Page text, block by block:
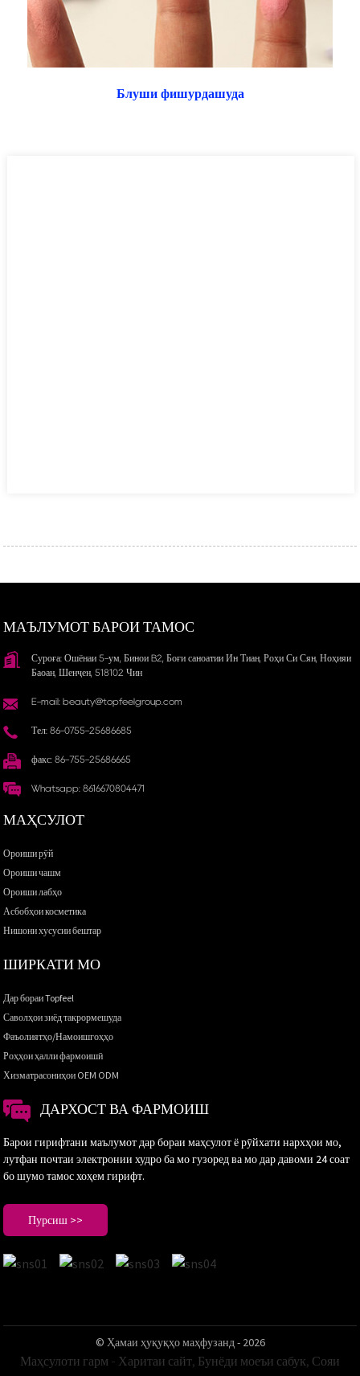
Блуши фишурдашуда
МАЪЛУМОТ БАРОИ ТАМОС
Суроға: Ошёнаи 5-ум, Бинои B2, Боғи саноатии Ин Тиан, Роҳи Си Сян, Ноҳияи
Баоан, Шенҷен, 518102 Чин
E-mail: beauty@topfeelgroup.com
Тел: 86-0755-25686685
факс: 86-755-25686665
Whatsapp: 8616670804471
МАҲСУЛОТ
Ороиши рӯй
Ороиши чашм
Ороиши лабҳо
Асбобҳои косметика
Нишони хусусии бештар
ШИРКАТИ МО
Дар бораи Topfeel
Саволҳои зиёд такрормешуда
Фаъолиятҳо/Намоишгоҳҳо
Роҳҳои ҳалли фармоишӣ
Хизматрасониҳои OEM ODM
ДАРХОСТ ВА ФАРМОИШ
Барои гирифтани маълумот дар бораи маҳсулот ё рӯйхати нархҳои мо,
лутфан почтаи электронии худро ба мо гузоред ва мо дар давоми 24 соат
бо шумо тамос хоҳем гирифт.
Пурсиш >>
© Ҳамаи ҳуқуқҳо маҳфузанд - 2026
Маҳсулоти гарм - Харитаи сайт, Бунёди моеъи сабук, Сояи